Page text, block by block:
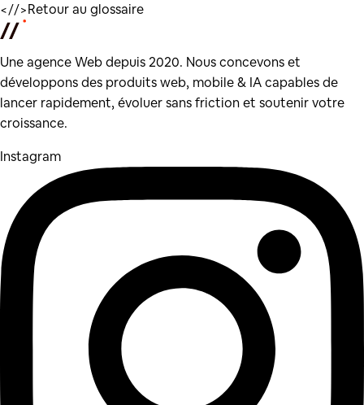
<//>Retour au glossaire
Une agence Web depuis 2020. Nous concevons et
développons des produits web, mobile & IA capables de
lancer rapidement, évoluer sans friction et soutenir votre
croissance.
Instagram